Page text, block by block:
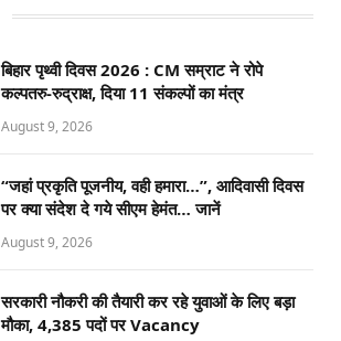
बिहार पृथ्वी दिवस 2026 : CM सम्राट ने रोपे
कल्पतरु-रुद्राक्ष, दिया 11 संकल्पों का मंत्र
August 9, 2026
“जहां प्रकृति पूजनीय, वही हमारा…”, आदिवासी दिवस
पर क्या संदेश दे गये सीएम हेमंत… जानें
August 9, 2026
सरकारी नौकरी की तैयारी कर रहे युवाओं के लिए बड़ा
मौका, 4,385 पदों पर Vacancy